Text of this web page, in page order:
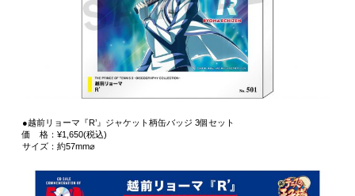
●越前リョーマ『R’』ジャケット柄缶バッジ 3個セット
価 格：¥1,650(税込)
サイズ：約57mm⌀